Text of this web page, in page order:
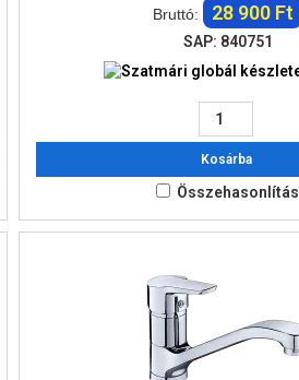
Bruttó:
28 900 Ft
SAP: 840751
Kosárba
Összehasonlítás